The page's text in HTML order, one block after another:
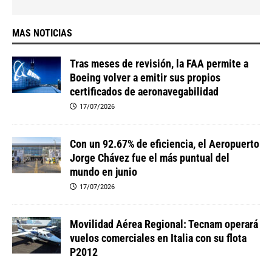
MAS NOTICIAS
Tras meses de revisión, la FAA permite a
Boeing volver a emitir sus propios
certificados de aeronavegabilidad
17/07/2026
Con un 92.67% de eficiencia, el Aeropuerto
Jorge Chávez fue el más puntual del
mundo en junio
17/07/2026
Movilidad Aérea Regional: Tecnam operará
vuelos comerciales en Italia con su flota
P2012